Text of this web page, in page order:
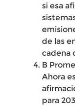
si esa
de las
cadena
B
Ahora
para